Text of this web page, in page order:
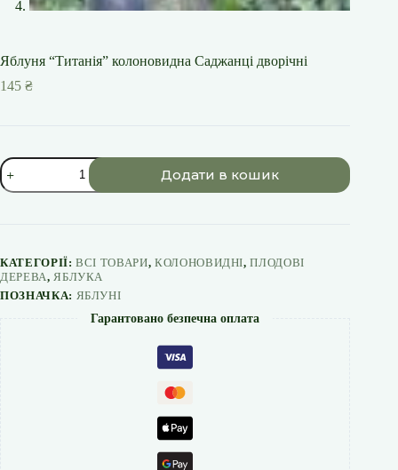
Яблуня “Титанія” колоновидна Саджанці дворічні
145 ₴
Яблуня
"Титанія"
колоновидна
Додати в кошик
КАТЕГОРІЇ:ВСІ ТОВАРИ, КОЛОНОВИДНІ,ПЛОДОВІ
ДЕРЕВА, ЯБЛУКА
ПОЗНАЧКА: ЯБЛУНІ
Гарантовано безпечна оплата